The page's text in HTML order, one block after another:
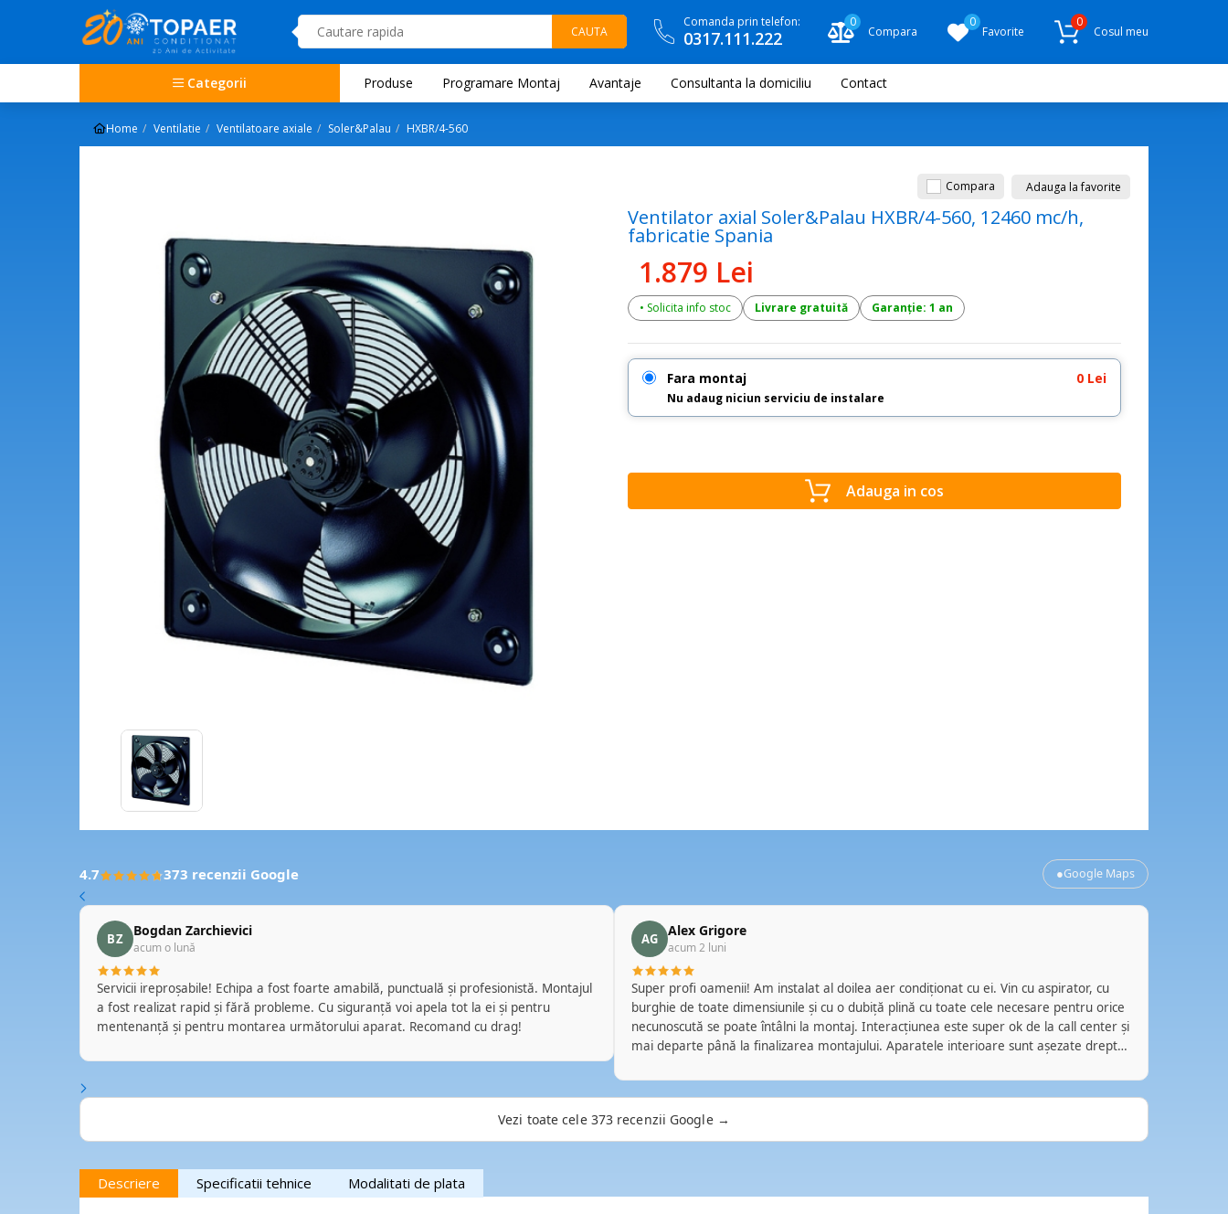
Comanda prin telefon:
0317.111.222 Compara
0
Favorite
0
Cosul meu
0
Categorii Produse Programare Montaj Avantaje Consultanta la domiciliu Contact
Home Ventilatie Ventilatoare axiale Soler&Palau HXBR/4-560
Compara Adauga la favorite
Ventilator axial Soler&Palau HXBR/4-560, 12460 mc/h,
fabricatie Spania
1.879 Lei
• Solicita info stoc Livrare gratuită Garanție: 1 an
Fara montaj 0 Lei
Nu adaug niciun serviciu de instalare
Adauga in cos
4.7 373 recenzii Google ●Google Maps
BZ Bogdan Zarchievici
acum o lună
Servicii ireproșabile! Echipa a fost foarte amabilă, punctuală și profesionistă. Montajul
a fost realizat rapid și fără probleme. Cu siguranță voi apela tot la ei și pentru
mentenanță și pentru montarea următorului aparat. Recomand cu drag!
AG Alex Grigore
acum 2 luni
Super profi oamenii! Am instalat al doilea aer condiționat cu ei. Vin cu aspirator, cu
burghie de toate dimensiunile și cu o dubiță plină cu toate cele necesare pentru orice
necunoscută se poate întâlni la montaj. Interacțiunea este super ok de la call center și
mai departe până la finalizarea montajului. Aparatele interioare sunt așezate drept
mi-am pus cu ei două Daikin de 18.000 BTU în Pipera. Unul parcă e de anul trecut.
Merge brici. Ălălalt e de câteva zile, și dă din coadă bine. Eu îi recomand. Nu am nicio
obligație sau benficiu să fac asta. Pur și simplu așa au fost experiențele mele cu ei.
Vezi toate cele 373 recenzii Google →
Descriere Specificatii tehnice Modalitati de plata